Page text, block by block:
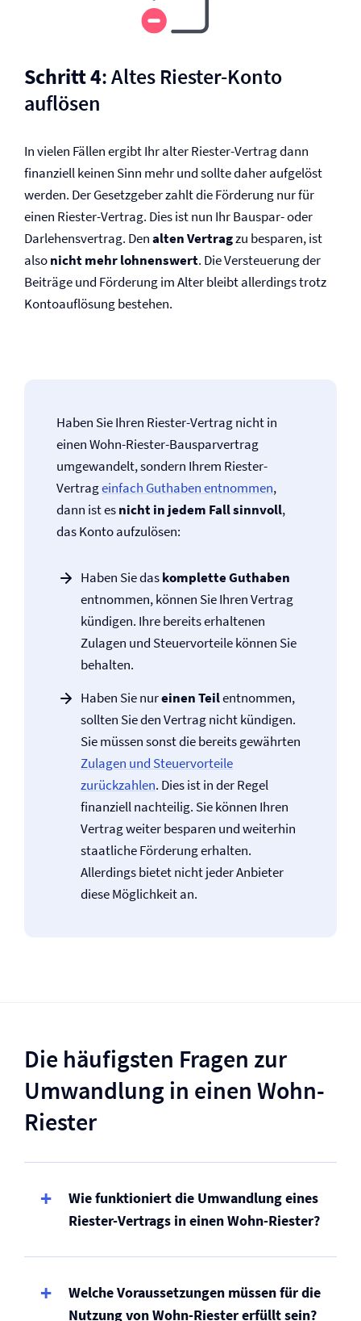
Schritt 4: Altes Riester-Konto
auflösen
In vielen Fällen ergibt Ihr alter Riester-Vertrag dann
finanziell keinen Sinn mehr und sollte daher aufgelöst
werden. Der Gesetzgeber zahlt die Förderung nur für
einen Riester-Vertrag. Dies ist nun Ihr Bauspar- oder
Darlehensvertrag. Denalten Vertragzu besparen, ist
alsonicht mehr lohnenswert. Die Versteuerung der
Beiträge und Förderung im Alter bleibt allerdings trotz
Kontoauflösung bestehen.
Haben Sie Ihren Riester-Vertrag nicht in
einen Wohn-Riester-Bausparvertrag
umgewandelt, sondern Ihrem Riester-
Vertrageinfach Guthaben entnommen,
dann ist esnicht in jedem Fall sinnvoll,
das Konto aufzulösen:
Haben Sie daskomplette Guthaben
entnommen, können Sie Ihren Vertrag
kündigen. Ihre bereits erhaltenen
Zulagen und Steuervorteile können Sie
behalten.
Haben Sie nureinen Teilentnommen,
sollten Sie den Vertrag nicht kündigen.
Sie müssen sonst die bereits gewährten
Zulagen und Steuervorteile
zurückzahlen. Dies ist in der Regel
finanziell nachteilig. Sie können Ihren
Vertrag weiter besparen und weiterhin
staatliche Förderung erhalten.
Allerdings bietet nicht jeder Anbieter
diese Möglichkeit an.
Die häufigsten Fragen zur
Umwandlung in einen Wohn-
Riester
Wie funktioniert die Umwandlung eines
Riester-Vertrags in einen Wohn-Riester?
Welche Voraussetzungen müssen für die
Nutzung von Wohn-Riester erfüllt sein?